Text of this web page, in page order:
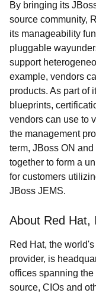
By bringing its
source community,
its manageability
pluggable
support
example, vendors
products. As part of
blueprints,
vendors can use to
the management
term, JBoss ON
together to form a
for customers
JBoss JEMS.
About Red Hat,
Red Hat, the
provider, is
offices spanning
source, CIOs and